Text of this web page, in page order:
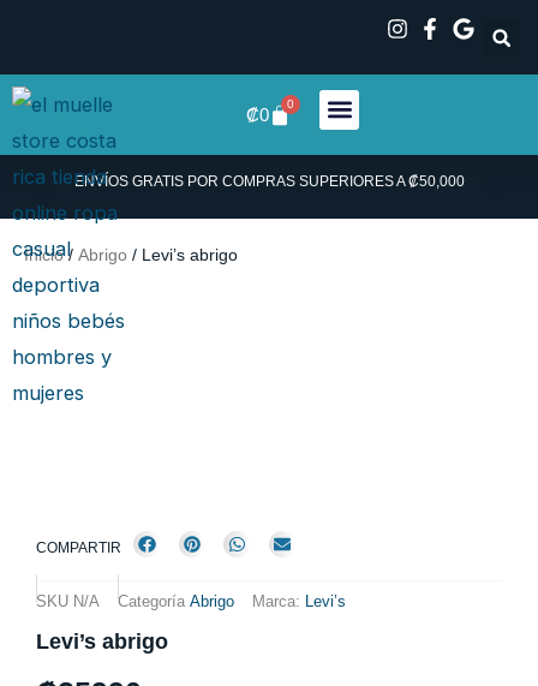
contenido
₡0
0
Carrito
ENVÍOS GRATIS POR COMPRAS SUPERIORES A ₡50,000
Inicio/ Abrigo / Levi’s abrigo
COMPARTIR
SKU N/A Categoría Abrigo Marca: Levi’s
Levi’s abrigo